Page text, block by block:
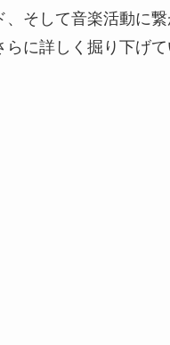
、そして音楽活動に
らに詳しく掘り下げて